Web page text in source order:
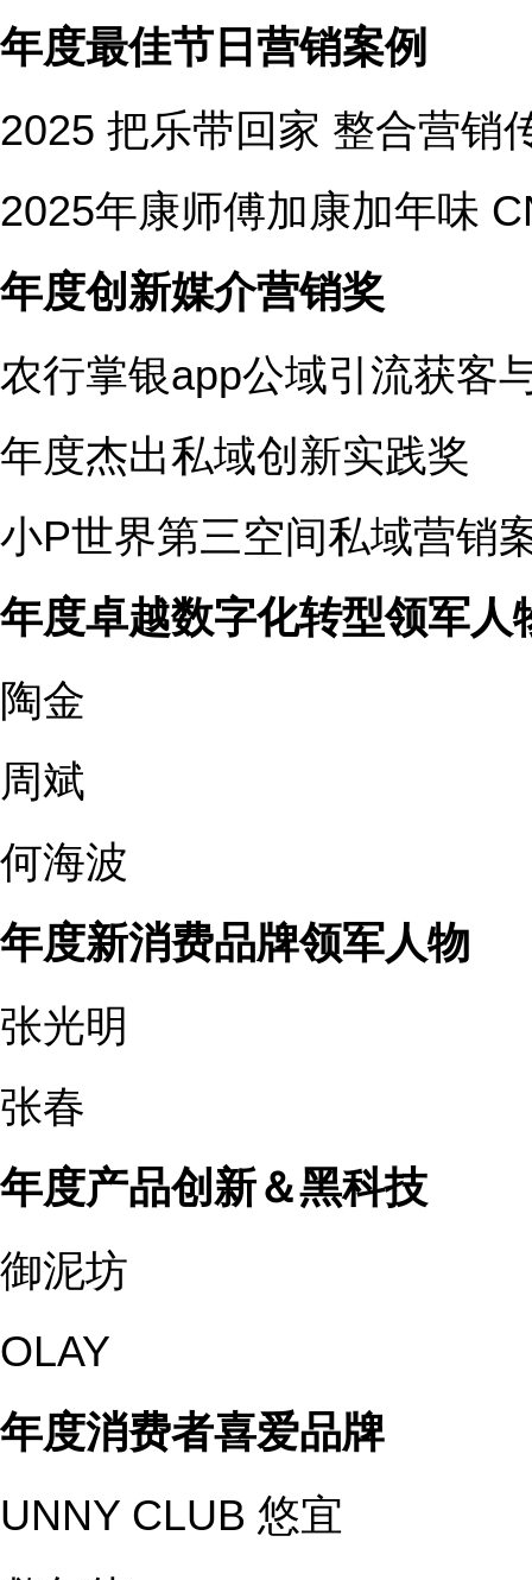
年度最佳节日营销案例
2025 把乐带回家 整合营销
2025年康师傅加康加年味
年度创新媒介营销奖
农行掌银app公域引流获客
年度杰出私域创新实践奖
小P世界第三空间私域营销
年度卓越数字化转型领军人
陶金
周斌
何海波
年度新消费品牌领军人物
张光明
张春
年度产品创新＆黑科技
御泥坊
OLAY
年度消费者喜爱品牌
UNNY CLUB 悠宜